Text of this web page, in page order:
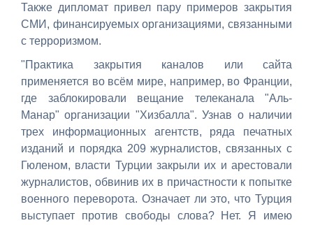
Также дипломат привел пару примеров закрытия
СМИ, финансируемых организациями, связанными
с терроризмом.
"Практика закрытия каналов или сайта
применяется во всём мире, например, во Франции,
где заблокировали вещание телеканала "Аль-
Манар" организации "Хизбалла".Узнав о наличии
трех информационных агентств, ряда печатных
изданий и порядка 209 журналистов, связанных с
Гюленом, власти Турции закрыли их и арестовали
журналистов, обвинив их в причастности к попытке
военного переворота. Означает ли это, что Турция
выступает против свободы слова? Нет. Я имею